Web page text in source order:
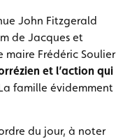
John Fitzgerald
de Jacques et
maire Frédéric Soulier
et l’action qui
famille évidemment
du jour, à noter